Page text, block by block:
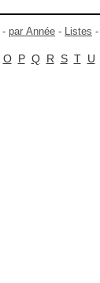
- par Année - Listes -
O P Q R S T U